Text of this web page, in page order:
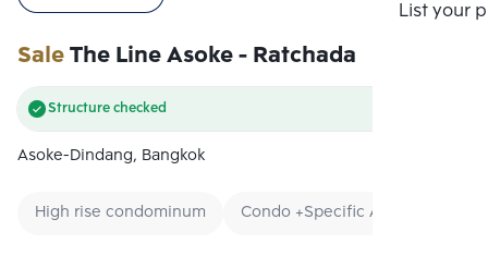
List your
SaleThe Line Asoke - Ratchada
Structure checked
Asoke-Dindang, Bangkok
High rise condominum Condo +Specific Area